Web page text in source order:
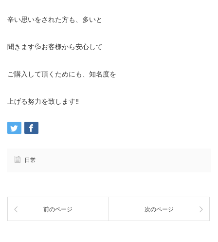
辛い思いをされた方も、多いと
聞きます💦お客様から安心して
ご購入して頂くためにも、知名度を
上げる努力を致します‼️
日常
前のページ 次のページ